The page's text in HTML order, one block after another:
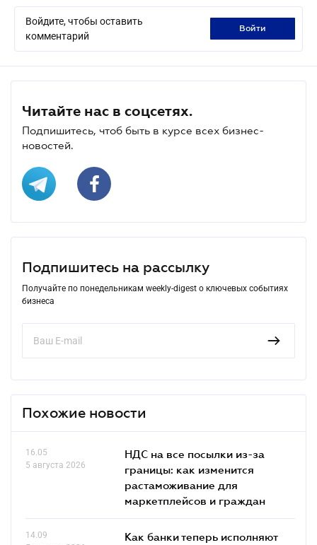
Войдите, чтобы оставить
комментарий
войти
Читайте нас в соцсетях.
Подпишитесь, чтоб быть в курсе всех бизнес-
новостей.
Подпишитесь на рассылку
Получайте по понедельникам weekly-digest о ключевых событиях
бизнеса
Похожие новости
16.05
5 августа 2026
НДС на все посылки из-за
границы: как изменится
растаможивание для
маркетплейсов и граждан
14.09
Как банки теперь исполняют